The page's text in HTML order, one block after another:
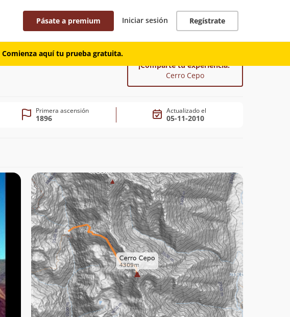
Pásate a premium Iniciar sesión Regístrate
Comienza aquí tu prueba gratuita.
¡Comparte tu experiencia!
Cerro Cepo
Primera ascensión
1896
Actualizado el
05-11-2010